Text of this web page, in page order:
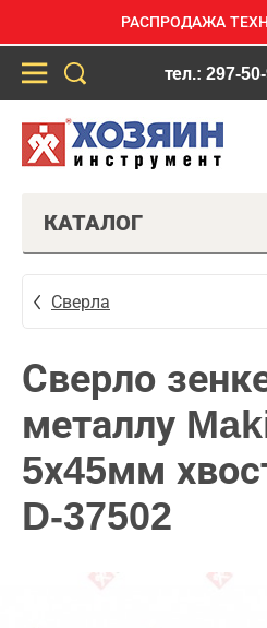
РАСПРОДАЖА
тел.: 297-
КАТАЛОГ
Сверла
Сверло
металлу
5х45мм
D-37502